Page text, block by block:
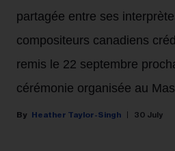
partagée entre ses
compositeurs canadiens
remis le 22 septembre
cérémonie organisée au
Heather Taylor-Singh 30 July